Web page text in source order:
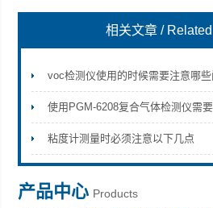
深圳市深博瑞仪器仪表有限公司
相关文章 /
voc检测仪使用的时候需要注意哪
使用PGM-6208复合气体检测仪需
粘度计测量时必须注意以下几点
产品中心 Products